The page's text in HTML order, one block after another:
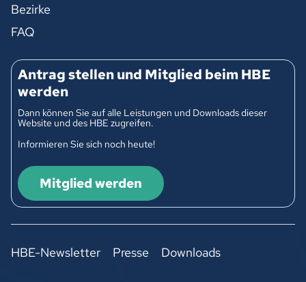
Bezirke
FAQ
Antrag stellen und Mitglied beim HBE
werden
Dann können Sie auf alle Leistungen und Downloads dieser
Website und des HBE zugreifen.
Informieren Sie sich noch heute!
Mitglied werden
HBE-Newsletter Presse Downloads